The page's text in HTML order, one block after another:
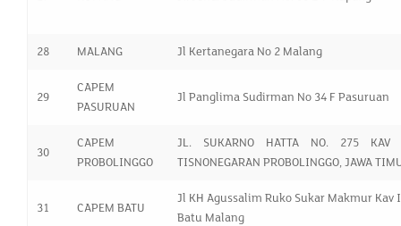
28 MALANG Jl Kertanegara No 2 Malang
29
CAPEM
PASURUAN
Jl Panglima Sudirman No 34 F Pasuruan
30
CAPEM
PROBOLINGGO
JL. SUKARNO HATTA NO. 275
TISNONEGARAN PROBOLINGGO, JAWA
31 CAPEM BATU
Jl KH Agussalim Ruko Sukar Makmur Kav
Batu Malang